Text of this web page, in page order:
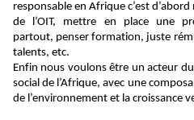
responsable en Afrique c’est
de l’OIT,
mettre en place une
partout, penser formation, juste
talents, etc.
Enfin nous voulons être un acteur
social de l’Afrique, avec une
de l’environnement et la croissance